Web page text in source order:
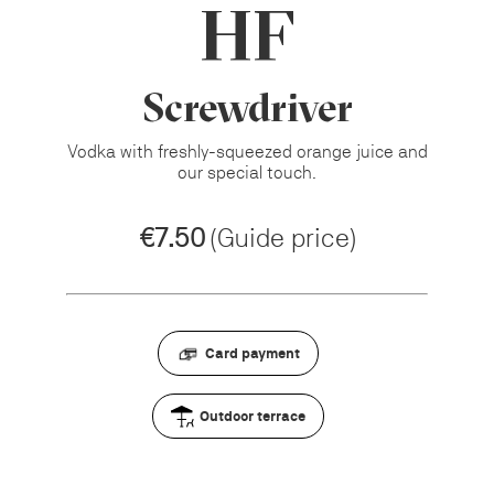
HF
Screwdriver
Vodka with freshly-squeezed orange juice and
our special touch.
€7.50(Guide price)
Card payment
Outdoor terrace